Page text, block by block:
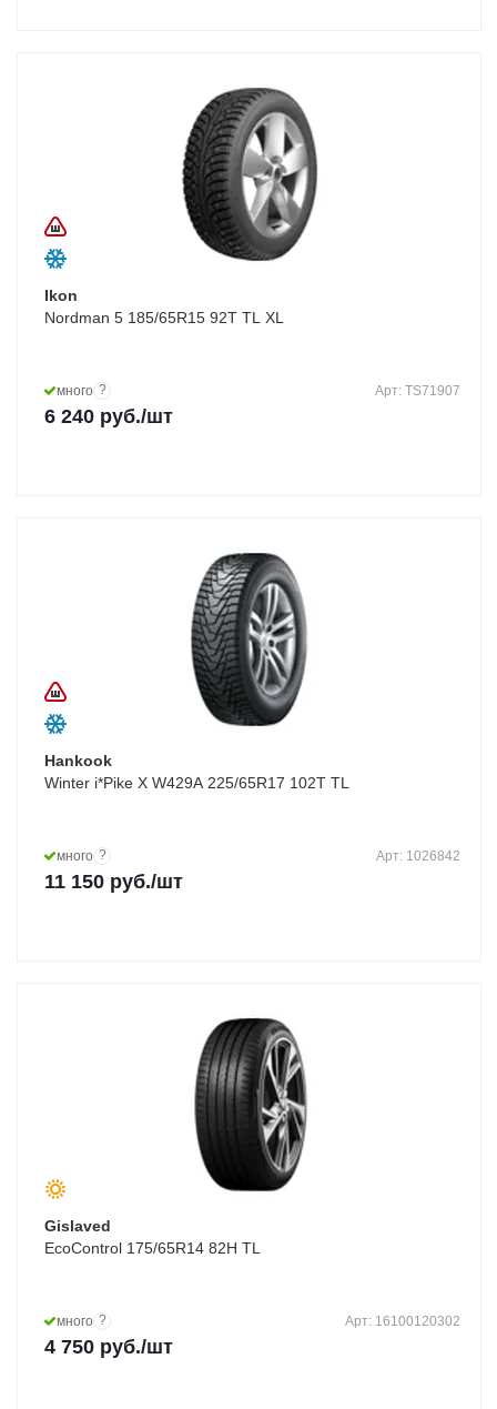
Ikon
Nordman 5 185/65R15 92T TL XL
много ? Арт: TS71907
6 240 руб./шт
Hankook
Winter i*Pike X W429A 225/65R17 102T TL
много ? Арт: 1026842
11 150 руб./шт
Gislaved
EcoControl 175/65R14 82H TL
много ? Арт: 16100120302
4 750 руб./шт